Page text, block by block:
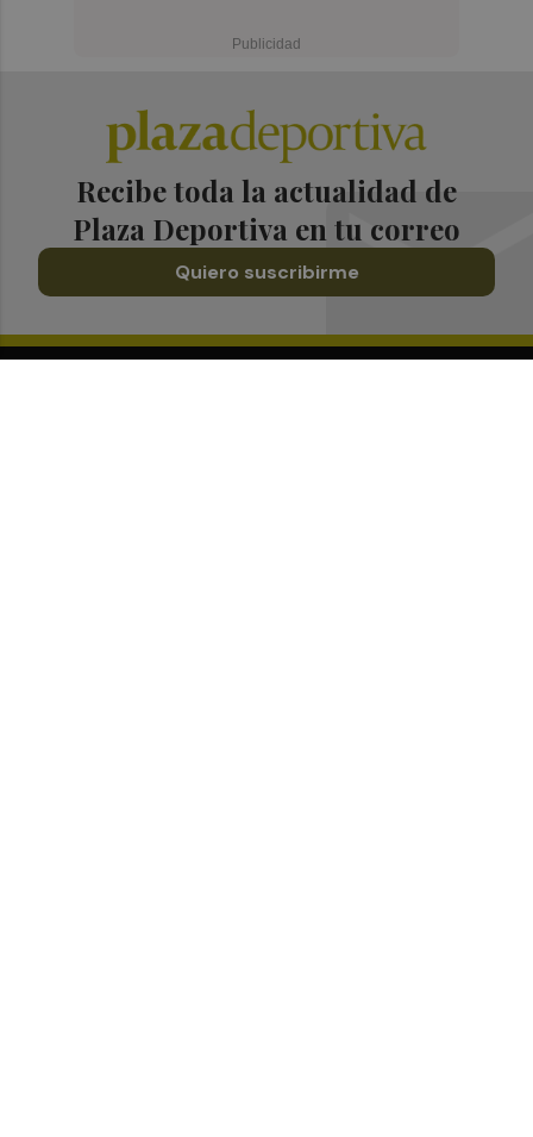
Recibe toda la actualidad de
Plaza Deportiva en tu correo
Quiero suscribirme